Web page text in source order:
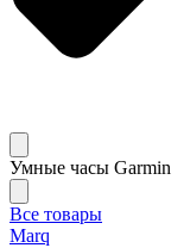
Умные часы Garmin
Все товары
Marq